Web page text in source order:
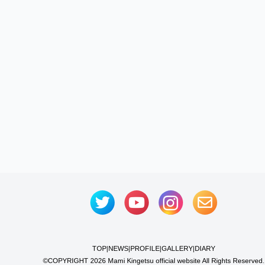
TOP|NEWS|PROFILE|GALLERY|DIARY
©COPYRIGHT 2026 Mami Kingetsu official website All Rights Reserved.